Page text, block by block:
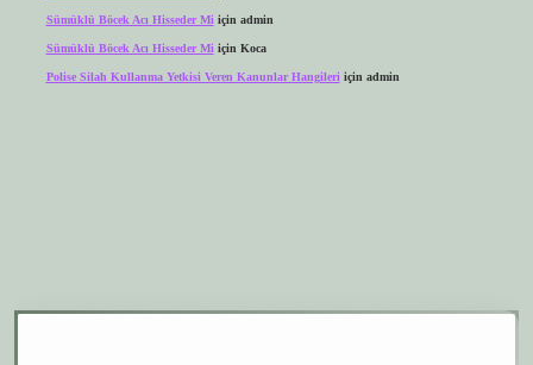
Sümüklü Böcek Acı Hisseder Miiçin admin
Sümüklü Böcek Acı Hisseder Mi için Koca
Polise Silah Kullanma Yetkisi Veren Kanunlar Hangileri için admin